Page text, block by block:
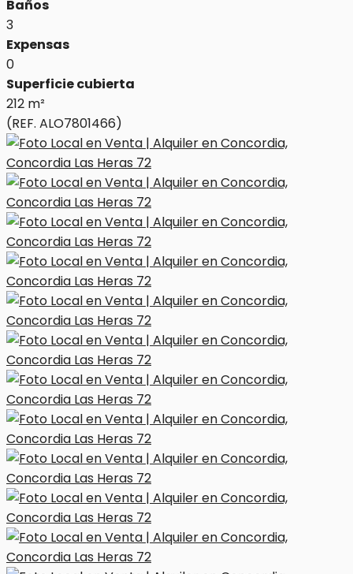
Baños
3
Expensas
0
Superficie cubierta
212 m²
(REF. ALO7801466)